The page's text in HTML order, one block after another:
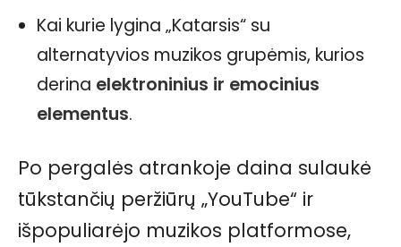
Kai kurie lygina „Katarsis“ su
alternatyvios muzikos grupėmis, kurios
derina elektroninius ir emocinius
elementus.
Po pergalės atrankoje daina sulaukė
tūkstančių peržiūrų „YouTube“ ir
išpopuliarėjo muzikos platformose,